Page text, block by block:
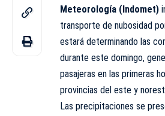
Meteorología (Indomet)
transporte de nubosidad
estará determinando las
durante este domingo,
pasajeras en las primeras
provincias del este y
Las precipitaciones se